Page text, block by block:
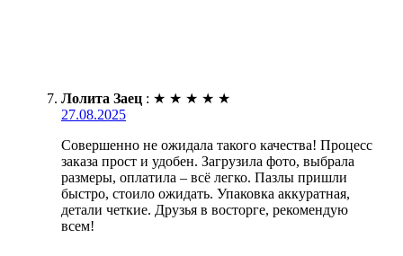
Лолита Заец : ★ ★ ★ ★ ★
27.08.2025
Совершенно не ожидала такого качества! Процесс
заказа прост и удобен. Загрузила фото, выбрала
размеры, оплатила – всё легко. Пазлы пришли
быстро, стоило ожидать. Упаковка аккуратная,
детали четкие. Друзья в восторге, рекомендую
всем!